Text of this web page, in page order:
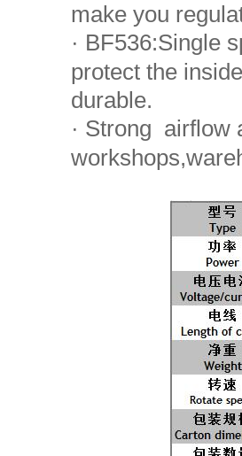
make you
· BF536:Single
protect the
durable.
· Strong airflow